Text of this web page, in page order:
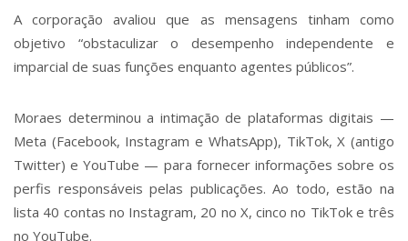
A corporação avaliou que as mensagens tinham como
objetivo “obstaculizar o desempenho independente e
imparcial de suas funções enquanto agentes públicos”.
Moraes determinou a intimação de plataformas digitais —
Meta (Facebook, Instagram e WhatsApp), TikTok, X (antigo
Twitter) e YouTube — para fornecer informações sobre os
perfis responsáveis pelas publicações. Ao todo, estão na
lista 40 contas no Instagram, 20 no X, cinco no TikTok e três
no YouTube.